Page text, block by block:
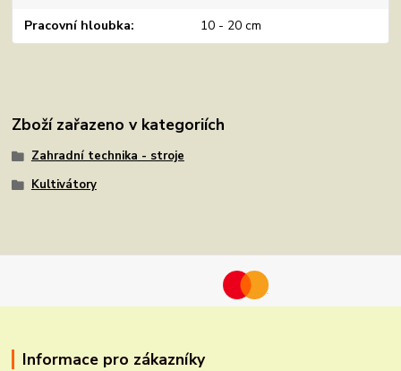
Pracovní hloubka 10 - 20 cm
Zboží zařazeno v kategoriích
Zahradní technika - stroje
Kultivátory
Informace pro zákazníky